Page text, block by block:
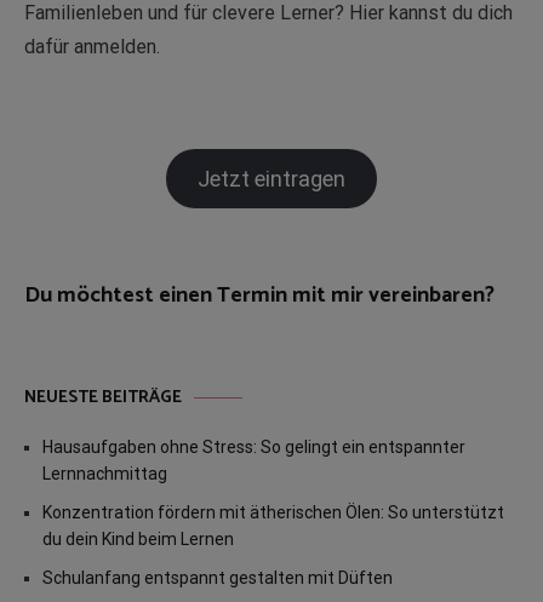
Familienleben und für clevere Lerner? Hier kannst du dich
dafür anmelden.
Jetzt eintragen
Du möchtest einen Termin mit mir vereinbaren?
NEUESTE BEITRÄGE
Hausaufgaben ohne Stress: So gelingt ein entspannter
Lernnachmittag
Konzentration fördern mit ätherischen Ölen: So unterstützt
du dein Kind beim Lernen
Schulanfang entspannt gestalten mit Düften